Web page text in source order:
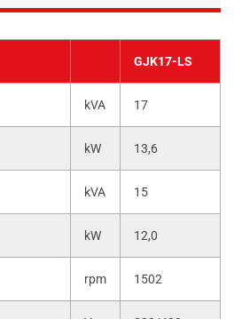
GJK17-LS
kVA 17
kW 13,6
kVA 15
kW 12,0
rpm 1502